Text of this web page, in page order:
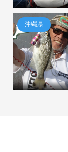
沖縄県